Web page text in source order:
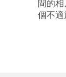
間的
個不適